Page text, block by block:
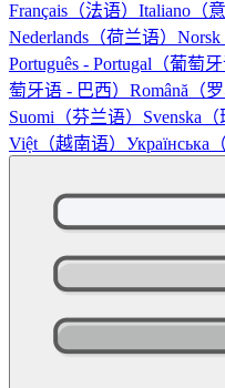
Français（法语） Italiano（
Nederlands（荷兰语） Norsk
Português - Portugal（葡萄
萄牙语 - 巴西） Română（
Suomi（芬兰语） Svenska（
Việt（越南语） Українська